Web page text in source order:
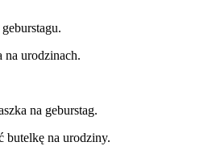
urodzinach.
na geburstag.
butelkę na urodziny.